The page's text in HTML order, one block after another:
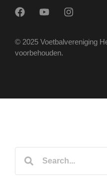
© 2025 Voetbalvereniging
voorbehouden.